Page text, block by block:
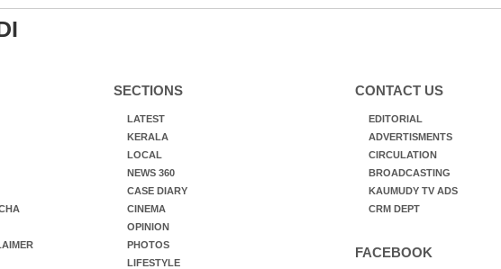
SECTIONS
LATEST
KERALA
LOCAL
NEWS 360
CASE DIARY
CINEMA
OPINION
PHOTOS
LIFESTYLE
CONTACT US
EDITORIAL
ADVERTISMENTS
CIRCULATION
BROADCASTING
KAUMUDY TV ADS
CRM DEPT
FACEBOOK